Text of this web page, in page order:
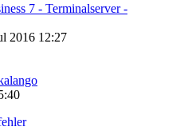
7 - Terminalserver -
2016 12:27